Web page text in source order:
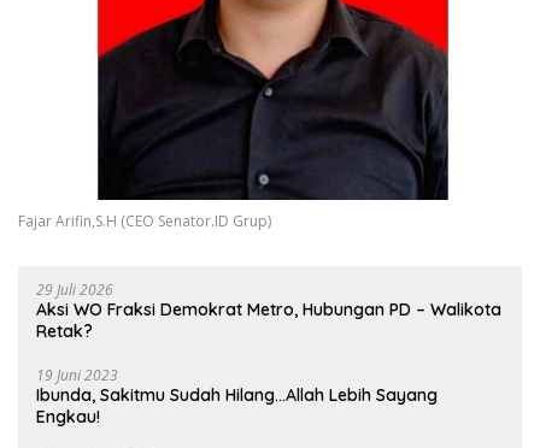
Fajar Arifin,S.H (CEO Senator.ID Grup)
29 Juli 2026
Aksi WO Fraksi Demokrat Metro, Hubungan PD – Walikota
Retak?
19 Juni 2023
Ibunda, Sakitmu Sudah Hilang…Allah Lebih Sayang
Engkau!